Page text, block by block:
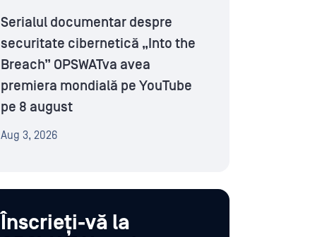
Serialul documentar despre
securitate cibernetică „Into the
Breach” OPSWATva avea
premiera mondială pe YouTube
pe 8 august
Aug 3, 2026
Înscrieți-vă la